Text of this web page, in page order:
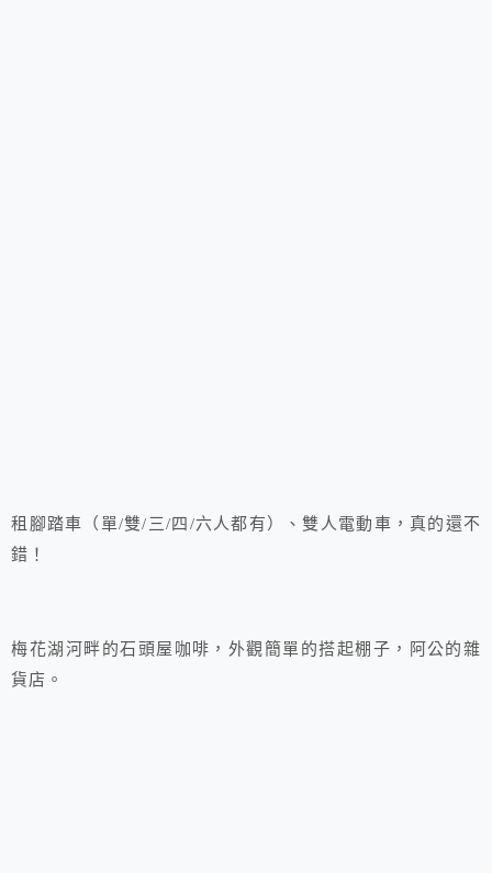
租腳踏車（單/雙/三/四/六人都有）、雙人電動車，真的還不
錯！
梅花湖河畔的石頭屋咖啡，外觀簡單的搭起棚子，阿公的雜
貨店。